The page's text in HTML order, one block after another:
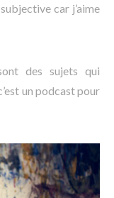
car j’aime
des sujets qui
un podcast pour